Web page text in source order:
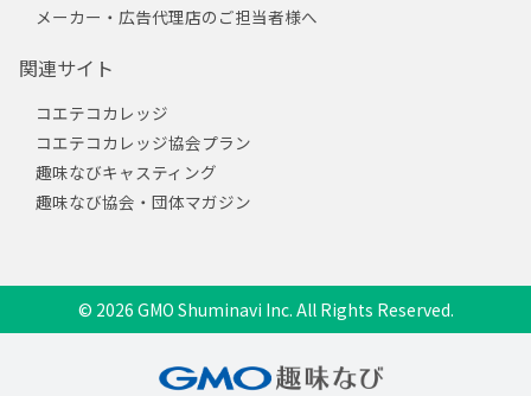
メーカー・広告代理店のご担当者様へ
関連サイト
コエテコカレッジ
コエテコカレッジ協会プラン
趣味なびキャスティング
趣味なび協会・団体マガジン
© 2026 GMO Shuminavi Inc. All Rights Reserved.